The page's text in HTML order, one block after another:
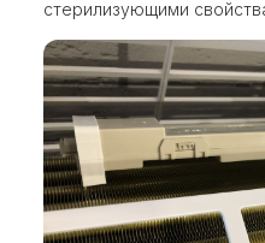
стерилизующими